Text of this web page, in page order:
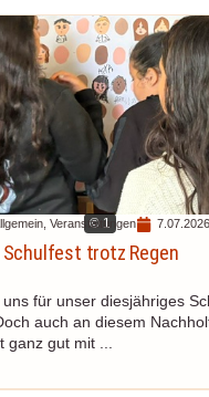
© 1
Veranstaltungen 7.07.2026
Schulfest trotz Regen
für unser diesjähriges
auch an diesem
gut mit ...